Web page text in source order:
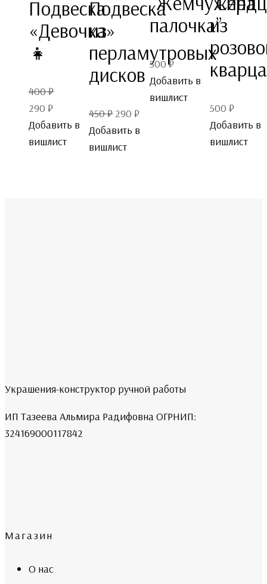
Подвеска
«Девочка»
👧
400₽Первоначальная
составляла
400 ₽.
290 ₽Текущая
цена:
290 ₽.
Добавить в
вишлист
Подвеска
из
перламутровых
дисков
450₽ Первоначальная
цена
составляла
290₽Текущая
цена:
Добавить в
вишлист
палочка”
500₽
Добавить в
вишлист
из
кварца
500 ₽
Добавить в
вишлист
Украшения-конструктор ручной работы
ИП Тазеева Альмира Радифовна ОГРНИП:
324169000117842
Магазин
О нас